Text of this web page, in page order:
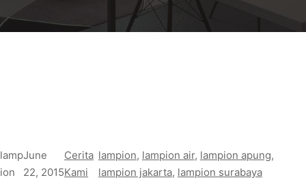
lamp
ion
June
22, 2015
Cerita
Kami
lampion, lampion air, lampion apung
lampion jakarta, lampion surabaya